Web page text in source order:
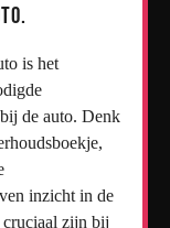
is het
de auto. Denk
inzicht in de
cruciaal zijn bij